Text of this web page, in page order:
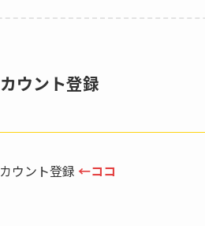
ウント登録
ウント登録 ←ココ